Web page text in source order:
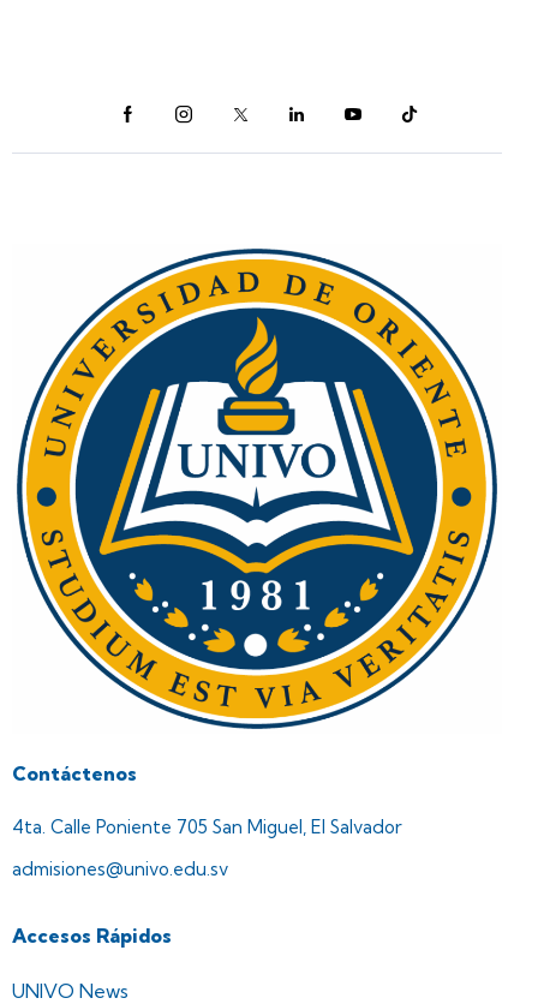
Contáctenos
4ta. Calle Poniente 705 San Miguel, El Salvador
admisiones@univo.edu.sv
Accesos Rápidos
UNIVO News